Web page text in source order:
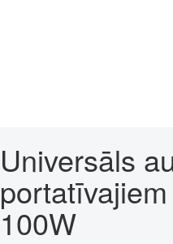
Universāls
100W